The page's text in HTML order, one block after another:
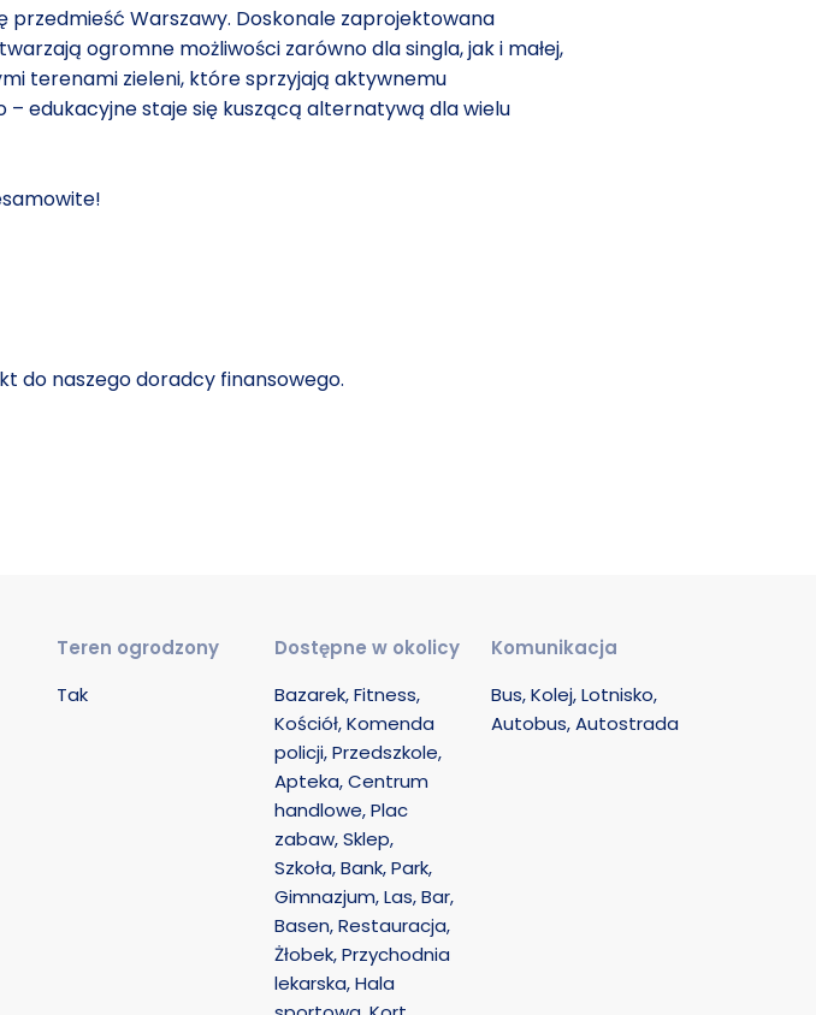
przedmieść Warszawy. Doskonale zaprojektowana
ogromne możliwości zarówno dla singla, jak i małej,
terenami zieleni, które sprzyjają aktywnemu
edukacyjne staje się kuszącą alternatywą dla wielu
do naszego doradcy finansowego.
Teren ogrodzony
Tak
Dostępne w okolicy
Bazarek, Fitness,
Kościół, Komenda
policji, Przedszkole,
Apteka, Centrum
handlowe, Plac
zabaw, Sklep,
Szkoła, Bank, Park,
Gimnazjum, Las, Bar,
Basen, Restauracja,
Żłobek, Przychodnia
lekarska, Hala
Komunikacja
Bus, Kolej, Lotnisko,
Autobus, Autostrada